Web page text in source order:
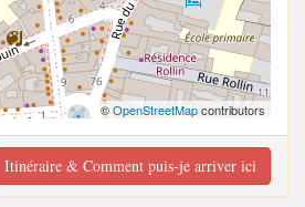
©OpenStreetMapcontributors
Itinéraire & Comment puis-je arriver ici